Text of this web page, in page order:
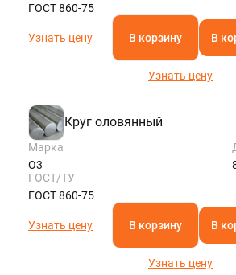
ГОСТ 860-75
Узнать цену В корзину В
Узнать цену
Круг оловянный
Марка
О3
ГОСТ/ТУ
ГОСТ 860-75
Узнать цену В корзину В
Узнать цену